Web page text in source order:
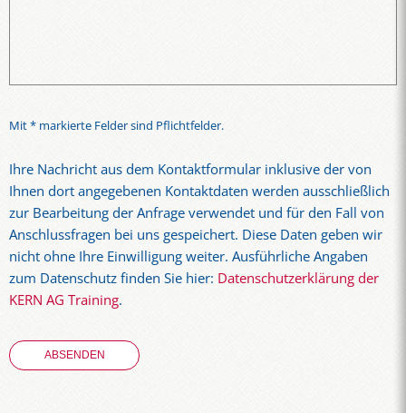
Mit * markierte Felder sind Pflichtfelder.
Ihre Nachricht aus dem Kontaktformular inklusive der von
Ihnen dort angegebenen Kontaktdaten werden ausschließlich
zur Bearbeitung der Anfrage verwendet und für den Fall von
Anschlussfragen bei uns gespeichert. Diese Daten geben wir
nicht ohne Ihre Einwilligung weiter. Ausführliche Angaben
zum Datenschutz finden Sie hier: Datenschutzerklärung der
KERN AG Training.